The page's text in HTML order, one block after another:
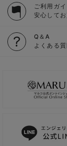
ご利用ガイ
安心して
Q＆A
よくある